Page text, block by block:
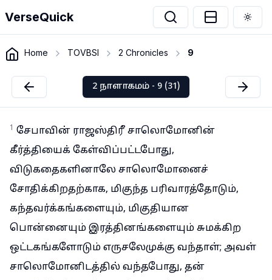
VerseQuick
Home TOVBSI 2 Chronicles 9
2 நாளாகமம் - 9 (31)
1 சேபாவின் ராஜஸ்திரீ சாலொமோனின்
கீர்த்தியைக் கேள்விப்பட்டபோது,
விடுகதைகளினாலே சாலொமோனைச்
சோதிக்கிறதற்காக, மிகுந்த பரிவாரத்தோடும்,
கந்தவர்க்கங்களையும், மிகுதியான
பொன்னையும் இரத்தினங்களையும் சுமக்கிற
ஒட்டகங்களோடும் எருசலேமுக்கு வந்தாள்; அவள்
சாலொமோனிடத்தில் வந்தபோது, தன்